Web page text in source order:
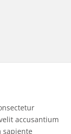
accusantium
sapiente